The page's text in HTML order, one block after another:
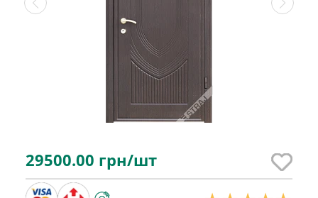
29500.00 грн/шт